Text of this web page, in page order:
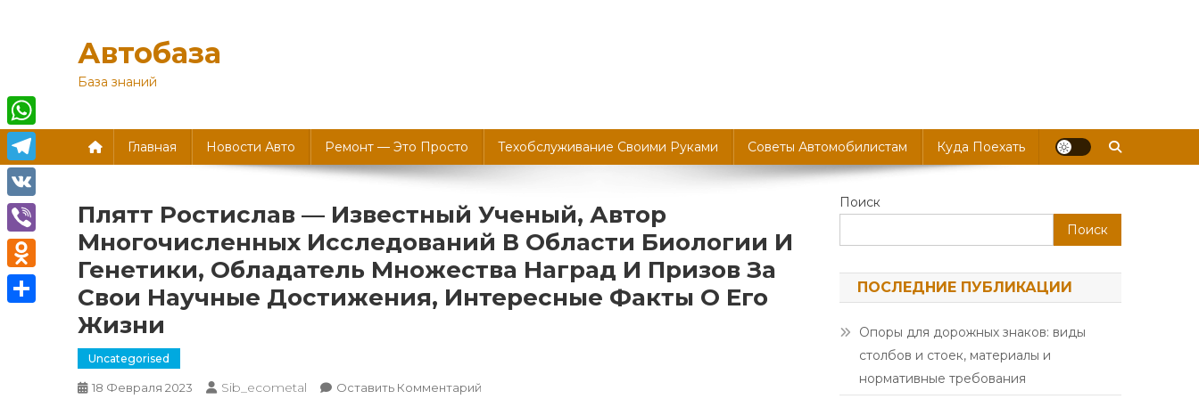
содержимомуАвтобаза
База знаний
Главная Новости Авто Ремонт — Это Просто Техобслуживание Своими Руками Советы Автомобилистам Куда Поехать
Плятт Ростислав — Известный Ученый, Автор
Многочисленных Исследований В Области Биологии И
Генетики, Обладатель Множества Наград И Призов За
Свои Научные Достижения, Интересные Факты О Его
Жизни
Uncategorised
18 Февраля 2023 Sib_ecometal Оставить Комментарий
Поиск
Поиск
ПОСЛЕДНИЕ ПУБЛИКАЦИИ
Опоры для дорожных знаков: виды
столбов и стоек, материалы и
нормативные требования
WhatsApp
Telegram
VK
Viber
Odnoklassniki